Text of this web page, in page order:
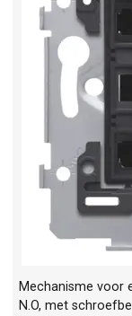
Mechanisme voor
N.O, met